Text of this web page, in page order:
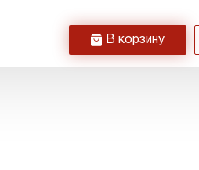
h В корзину